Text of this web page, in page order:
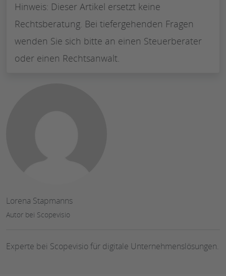
Hinweis: Dieser Artikel ersetzt keine
Rechtsberatung. Bei tiefergehenden Fragen
wenden Sie sich bitte an einen Steuerberater
oder einen Rechtsanwalt.
Lorena Stapmanns
Autor bei Scopevisio
Experte bei Scopevisio für digitale Unternehmenslösungen.